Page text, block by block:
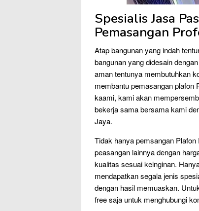
Spesialis Jasa
Pemasangan
Atap bangunan yang indah
bangunan yang didesain
aman tentunya membutuhkan
membantu pemasangan plafon
kaami, kami akan
bekerja sama bersama kami
Jaya.
Tidak hanya pemsangan
peasangan lainnya dengan
kualitas sesuai keinginan.
mendapatkan segala jenis
dengan hasil memuaskan.
free saja untuk menghubungi